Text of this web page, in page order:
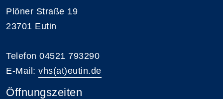
Plöner Straße 19
23701 Eutin
Telefon 04521 793290
E-Mail: vhs(at)eutin.de
Öffnungszeiten